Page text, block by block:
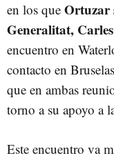
en los que Ortuzar
Generalitat,
encuentro en
contacto en
que en ambas
torno a su apoyo a
Este encuentro va